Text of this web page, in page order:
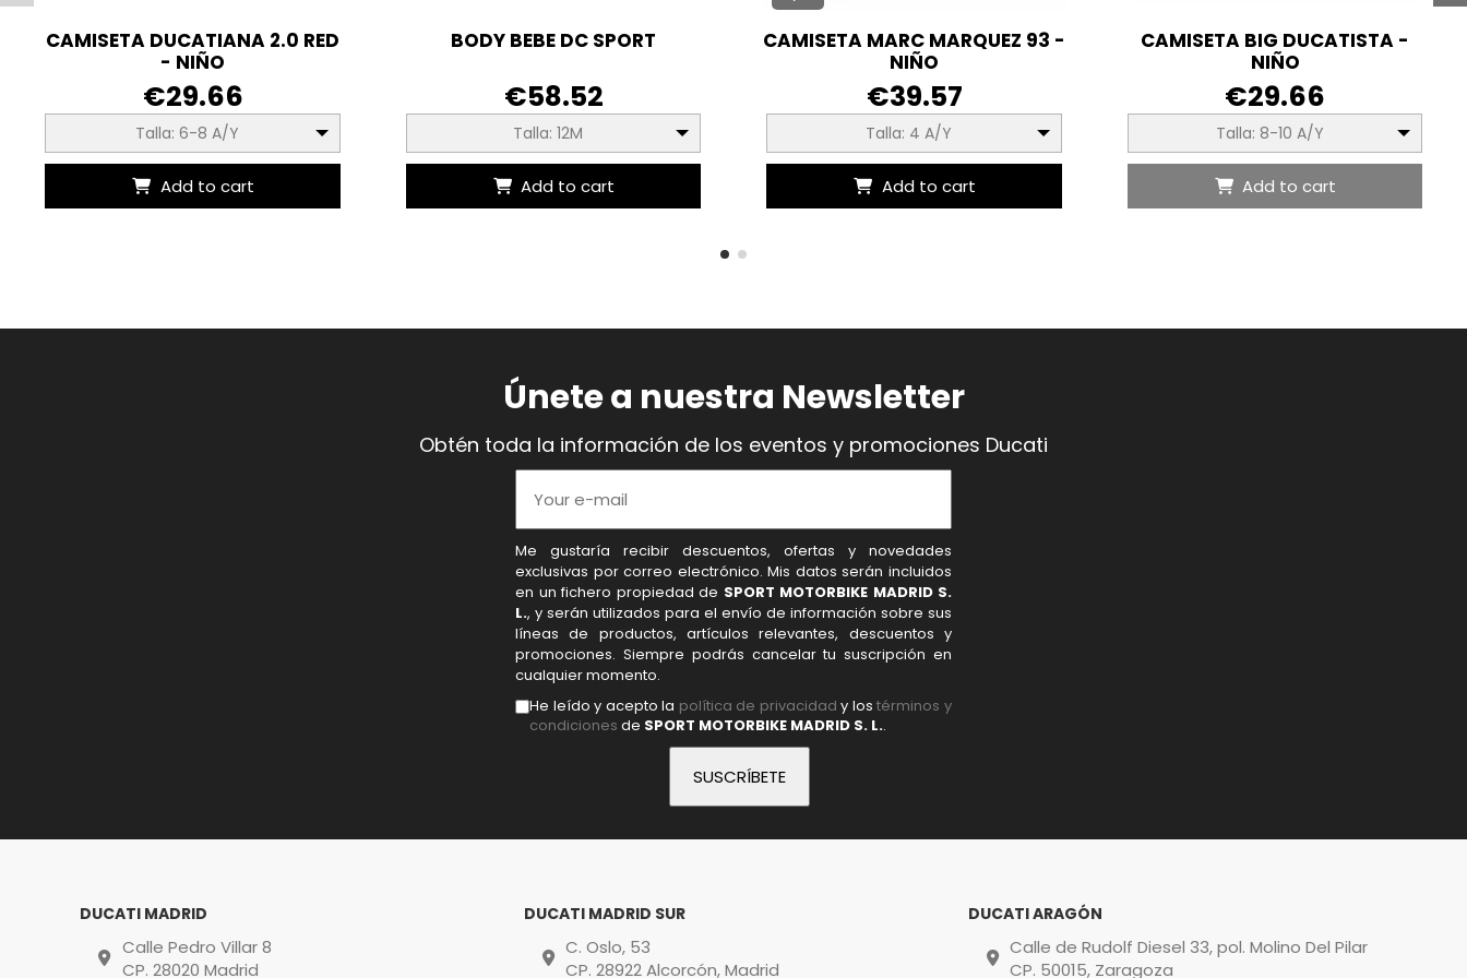
CAMISETA DUCATIANA 2.0 RED
- NIÑO
€29.66
Talla: 6-8 A/Y
Add to cart
BODY BEBE DC SPORT
€58.52
Talla: 12M
Add to cart
CAMISETA MARC MARQUEZ 93 -
NIÑO
€39.57
Talla: 4 A/Y
Add to cart
CAMISETA BIG DUCATISTA -
NIÑO
€29.66
Talla: 8-10 A/Y
Add to cart
Únete a nuestra Newsletter
Obtén toda la información de los eventos y promociones Ducati
Me gustaría recibir descuentos, ofertas y novedades
exclusivas por correo electrónico. Mis datos serán incluidos
en un fichero propiedad de SPORT MOTORBIKE MADRID S.
L., y serán utilizados para el envío de información sobre sus
líneas de productos, artículos relevantes, descuentos y
promociones. Siempre podrás cancelar tu suscripción en
cualquier momento.
He leído y acepto la política de privacidad y lostérminos y
condiciones de SPORT MOTORBIKE MADRID S. L..
DUCATI MADRID
Calle Pedro Villar 8
CP. 28020 Madrid
DUCATI MADRID SUR
C. Oslo, 53
CP. 28922 Alcorcón, Madrid
DUCATI ARAGÓN
Calle de Rudolf Diesel 33, pol. Molino Del Pilar
CP. 50015, Zaragoza